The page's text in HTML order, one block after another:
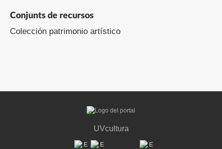
Conjunts de recursos
Colección patrimonio artístico
UVcultura